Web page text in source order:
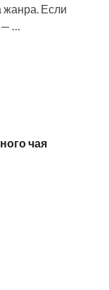
жанра. Если
— …
чая